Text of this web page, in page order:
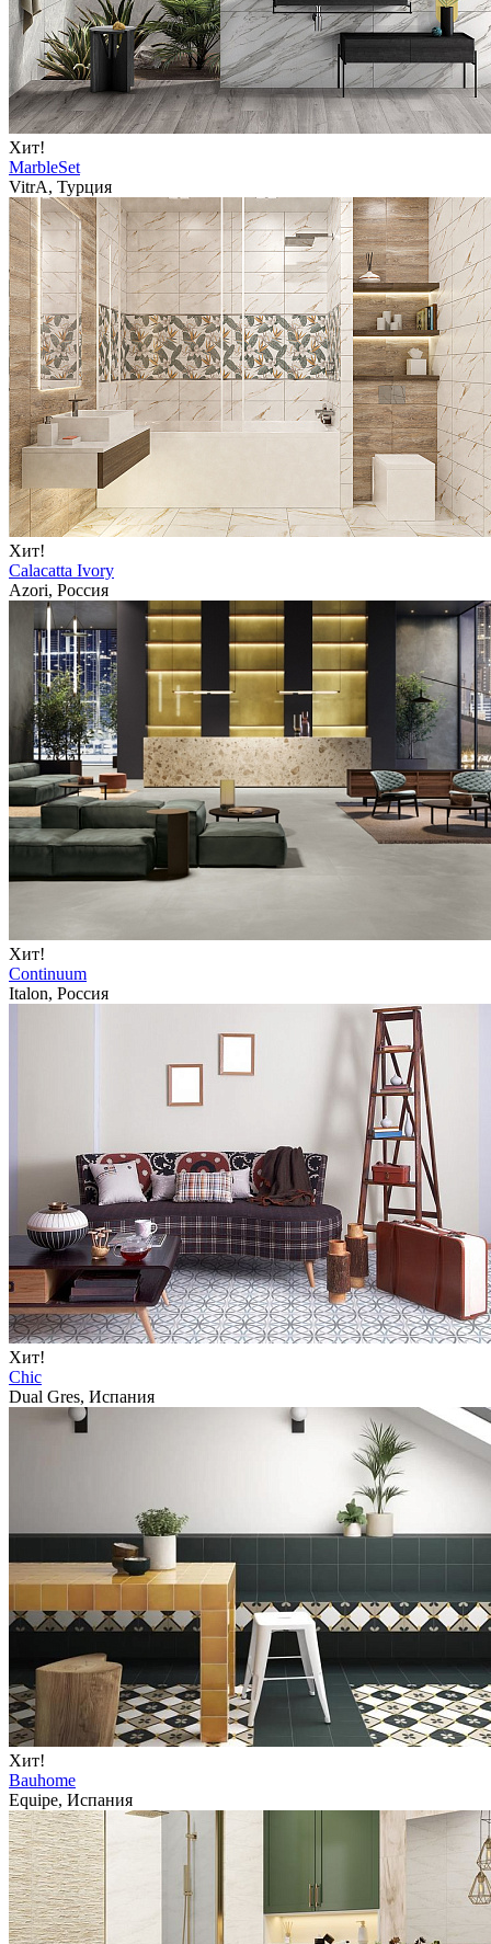
Хит!
MarbleSet
VitrA, Турция
Хит!
Calacatta Ivory
Azori, Россия
Хит!
Continuum
Italon, Россия
Хит!
Chic
Dual Gres, Испания
Хит!
Bauhome
Equipe, Испания